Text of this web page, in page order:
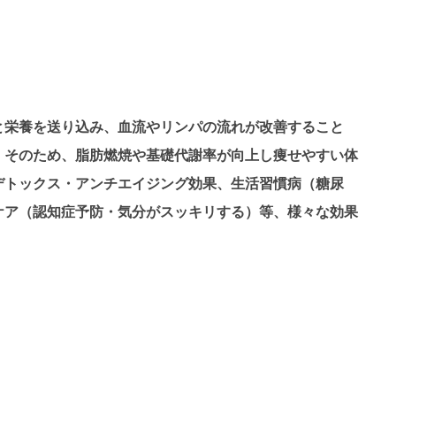
養を送り込み、血流やリンパの流れが改善すること
のため、脂肪燃焼や基礎代謝率が向上し痩せやすい体
ックス・アンチエイジング効果、生活習慣病（糖尿
（認知症予防・気分がスッキリする）等、様々な効果